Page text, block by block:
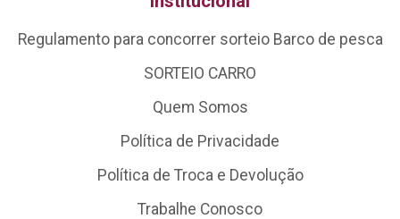
Regulamento para concorrer sorteio Barco de pesca
SORTEIO CARRO
Quem Somos
Política de Privacidade
Política de Troca e Devolução
Trabalhe Conosco